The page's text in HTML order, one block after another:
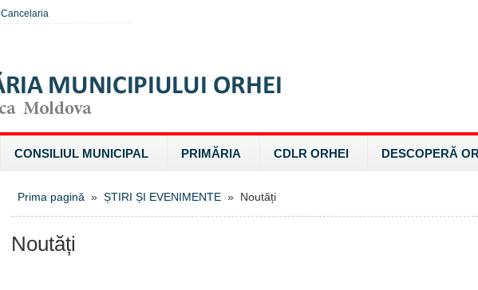
Cancelaria
CONSILIUL MUNICIPAL PRIMĂRIA CDLR ORHEI DESCOPERĂ
Prima pagină » ȘTIRI ȘI EVENIMENTE » Noutăți
Noutăți